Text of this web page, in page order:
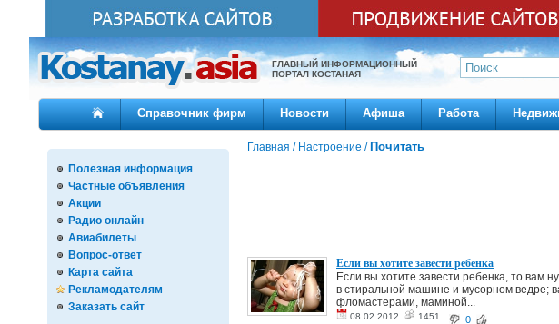
ГЛАВНЫЙ ИНФОРМАЦИОННЫЙ
ПОРТАЛ КОСТАНАЯ
Справочник фирм Новости Афиша Работа
Полезная информация
Частные объявления
Акции
Радио онлайн
Авиабилеты
Вопрос-ответ
Карта сайта
Рекламодателям
Заказать сайт
Главная / Настроение / Почитать
Если вы хотите завести ребенка
Если вы хотите завести ребенка, то вам
в стиральной машине и мусорном ведре;
фломастерами, маминой...
08.02.2012 1451 0